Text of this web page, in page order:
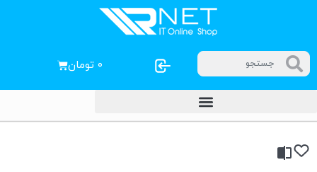
۰ تومان